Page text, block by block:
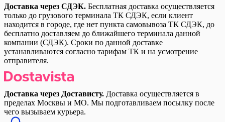
Доставка через СДЭК. Бесплатная доставка осуществляется
только до грузового терминала ТК СДЭК, если клиент
находится в городе, где нет пункта самовывоза ТК СДЭК, до
бесплатно доставляем до ближайшего терминала данной
компании (СДЭК). Сроки по данной доставке
устанавливаются согласно тарифам ТК и на усмотрение
отправителя.
Доставка через Достависту. Доставка осуществляется в
пределах Москвы и МО. Мы подготавливаем посылку после
чего вызываем курьера.